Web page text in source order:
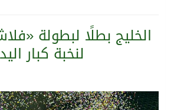
الخليج بطلًا لبطولة
لنخبة كبار اليد